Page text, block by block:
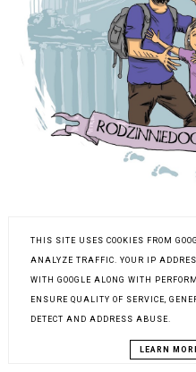
PULUB NAS
Rodzinnie
JEŚLI
THIS SITE USES COOKIES FROM
ANALYZE TRAFFIC. YOUR IP
WITH GOOGLE ALONG WITH
ENSURE QUALITY OF SERVICE,
DETECT AND ADDRESS ABUSE.
LEARN